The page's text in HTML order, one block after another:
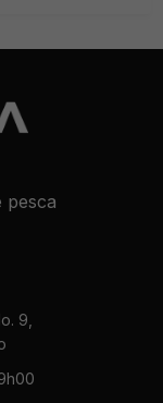
pesca
9,
São